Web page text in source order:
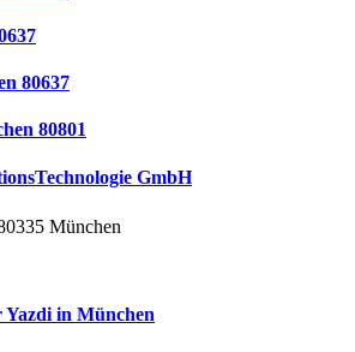
80637
80801
GmbH
München
in München